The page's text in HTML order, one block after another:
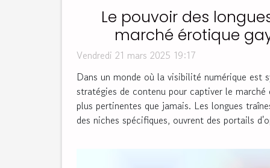
Le pouvoir des
marché érotique
d'optimisation
Vendredi 21 mars 2025 19:17
Dans un monde où la visibilité numérique est
stratégies de contenu pour captiver le marché
plus pertinentes que jamais. Les longues
des niches spécifiques, ouvrent des portails